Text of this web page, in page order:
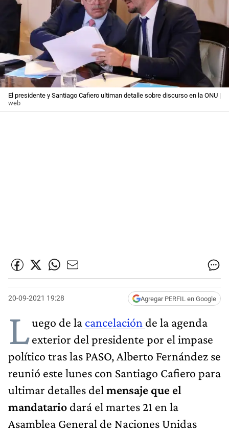
El presidente y Santiago Cafiero ultiman detalle sobre discurso en la ONU |
web
20-09-2021 19:28 Agregar PERFIL en Google
Luego de la cancelación de la agenda
exterior del presidente por el impase
político tras las PASO, Alberto Fernández se
reunió este lunes con Santiago Cafiero para
ultimar detalles del mensaje que el
mandatario dará el martes 21 en la
Asamblea General de Naciones Unidas